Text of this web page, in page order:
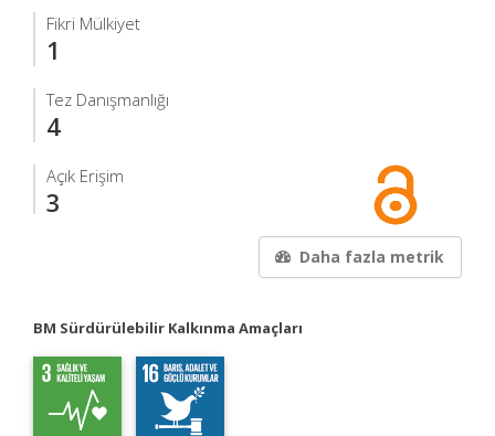
Fikri Mülkiyet
1
Tez Danışmanlığı
4
Açık Erişim
3
Daha fazla metrik
BM Sürdürülebilir Kalkınma Amaçları